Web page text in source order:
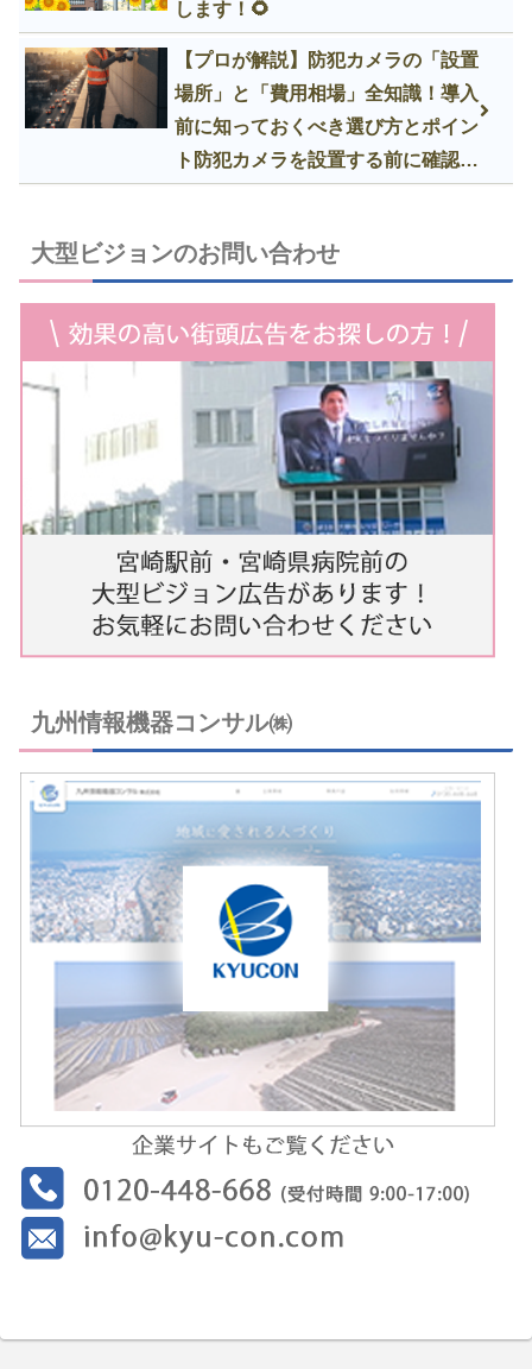
します！🌻
【プロが解説】防犯カメラの「設置
場所」と「費用相場」全知識！導入
前に知っておくべき選び方とポイン
ト防犯カメラを設置する前に確認す
大型ビジョンのお問い合わせ
九州情報機器コンサル㈱